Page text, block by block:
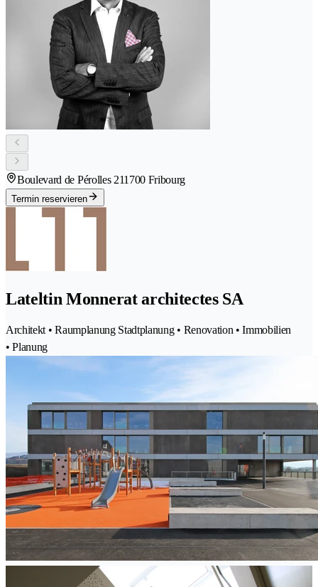
Boulevard de Pérolles 211700 Fribourg
Termin reservieren
Lateltin Monnerat architectes SA
Architekt • Raumplanung Stadtplanung • Renovation • Immobilien
• Planung